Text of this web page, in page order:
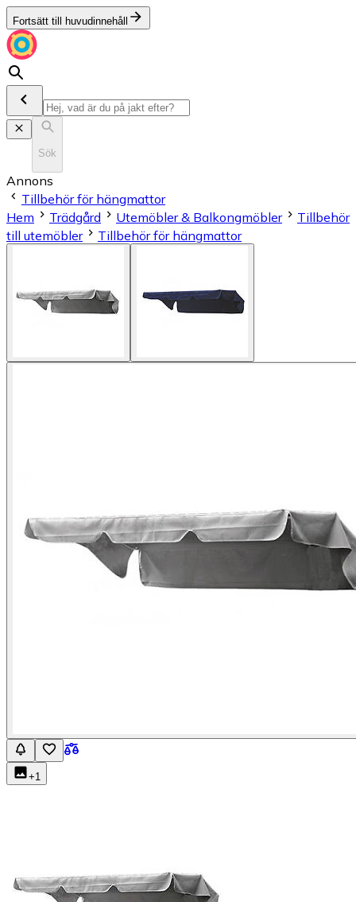
Fortsätt till huvudinnehåll
Sök
Annons
Tillbehör för hängmattor
Hem
Trädgård Utemöbler & Balkongmöbler
Tillbehör
till utemöbler
Tillbehör för hängmattor
+1